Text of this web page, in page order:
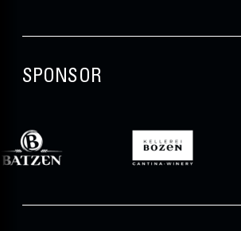
SPONSOR